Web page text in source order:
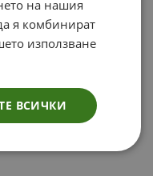
на нашия
я комбинират
използване
ВСИЧКИ